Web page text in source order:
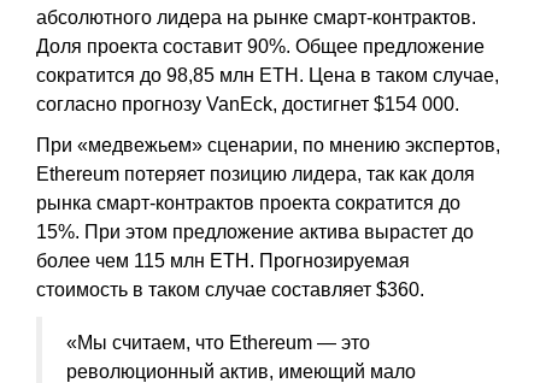
абсолютного лидера на рынке смарт-контрактов.
Доля проекта составит 90%. Общее предложение
сократится до 98,85 млн ETH. Цена в таком случае,
согласно прогнозу VanEck, достигнет $154 000.
При «медвежьем» сценарии, по мнению экспертов,
Ethereum потеряет позицию лидера, так как доля
рынка смарт-контрактов проекта сократится до
15%. При этом предложение актива вырастет до
более чем 115 млн ETH. Прогнозируемая
стоимость в таком случае составляет $360.
«Мы считаем, что Ethereum — это
революционный актив, имеющий мало